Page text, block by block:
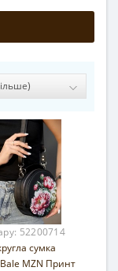
52200714
сумка
MZN Принт